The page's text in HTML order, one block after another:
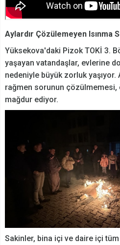
Aylardır Çözülemeyen Isınma
Yüksekova'daki Pizok TOKİ 3.
yaşayan vatandaşlar, evlerine
nedeniyle büyük zorluk
rağmen sorunun
mağdur ediyor.
Sakinler, bina içi ve daire içi